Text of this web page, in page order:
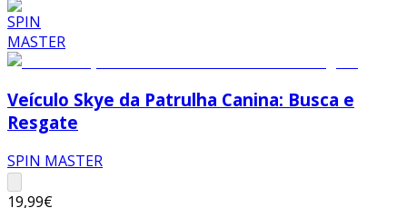
Veículo Skye da Patrulha Canina: Busca e
Resgate
SPIN MASTER
19,99€